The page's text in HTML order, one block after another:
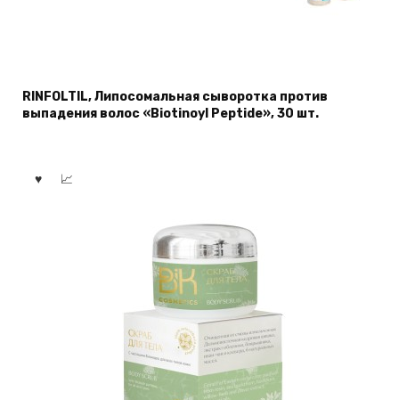
RINFOLTIL, Липосомальная сыворотка против
выпадения волос «Biotinoyl Peptide», 30 шт.